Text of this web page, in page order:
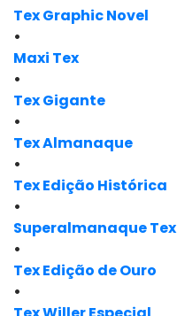
Tex Graphic Novel
•
Maxi Tex
•
Tex Gigante
•
Tex Almanaque
•
Tex Edição Histórica
•
Superalmanaque Tex
•
Tex Edição de Ouro
•